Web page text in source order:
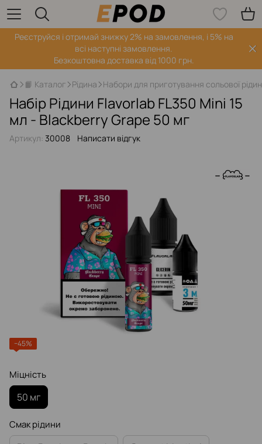
Реєструйся і отримай знижку 2% на замовлення, і 5% на
всі наступні замовлення.
Безкоштовна доставка від 1000 грн.
📙 Каталог Рідина Набори для приготування сольової
Набір Рідини Flavorlab FL350 Mini 15
мл - Blackberry Grape 50 мг
Артикул: 30008 Написати відгук
−45%
Міцність
50 мг
Смак рідини